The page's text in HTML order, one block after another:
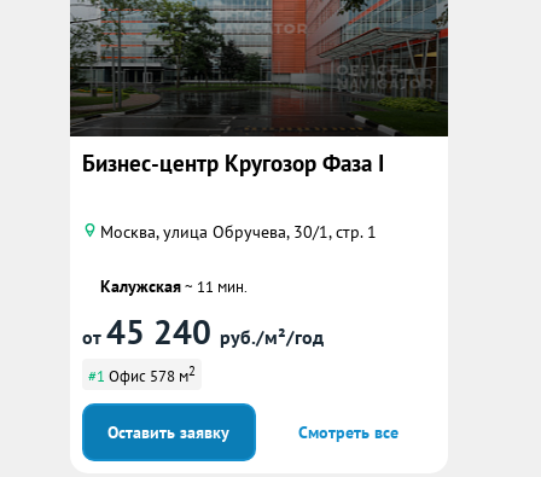
Бизнес-центр Кругозор Фаза I
Москва, улица Обручева, 30/1, стр. 1
Калужская~ 11 мин.
от 45 240 руб./м²/год
#1 Офис 578 м2
Оставить заявку Смотреть все